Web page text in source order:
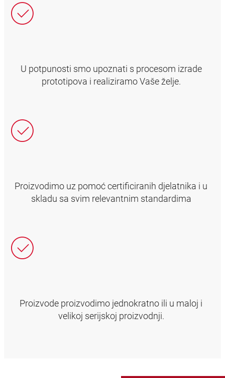
U potpunosti smo upoznati s procesom izrade
prototipova i realiziramo Vaše želje.
Proizvodimo uz pomoć certificiranih djelatnika i u
skladu sa svim relevantnim standardima
Proizvode proizvodimo jednokratno ili u maloj i
velikoj serijskoj proizvodnji.